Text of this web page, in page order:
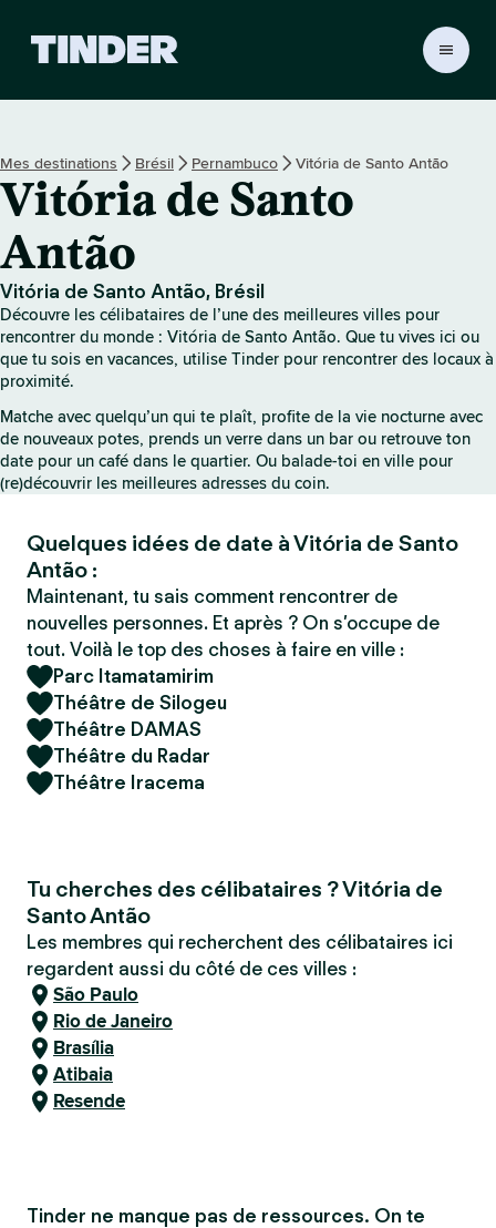
i
l
T
d
e
r
Mes destinations Brésil Pernambuco Vitória de Santo Antão
Vitória de Santo
Antão
Vitória de Santo Antão, Brésil
Découvre les célibataires de l’une des meilleures villes pour
rencontrer du monde : Vitória de Santo Antão. Que tu vives ici ou
que tu sois en vacances, utilise Tinder pour rencontrer des locaux à
proximité.
Matche avec quelqu’un qui te plaît, profite de la vie nocturne avec
de nouveaux potes, prends un verre dans un bar ou retrouve ton
date pour un café dans le quartier. Ou balade-toi en ville pour
(re)découvrir les meilleures adresses du coin.
Quelques idées de date à Vitória de Santo
Antão :
Maintenant, tu sais comment rencontrer de
nouvelles personnes. Et après ? On s’occupe de
tout. Voilà le top des choses à faire en ville :
Parc Itamatamirim
Théâtre de Silogeu
Théâtre DAMAS
Théâtre du Radar
Théâtre Iracema
Tu cherches des célibataires ? Vitória de
Santo Antão
Les membres qui recherchent des célibataires ici
regardent aussi du côté de ces villes :
São Paulo
Rio de Janeiro
Brasília
Atibaia
Resende
Tinder ne manque pas de ressources. On te